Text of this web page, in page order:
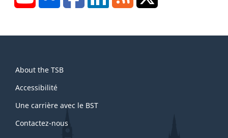
this
site
About the TSB
Accessibilité
Une carrière avec le BST
Contactez-nous